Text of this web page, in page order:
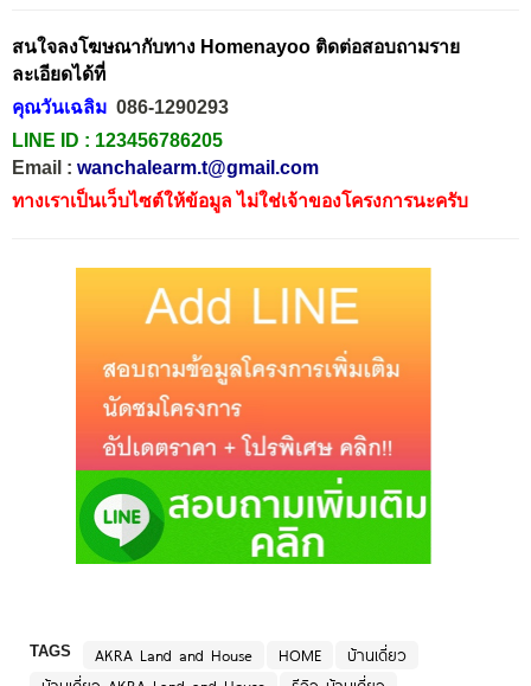
สนใจลงโฆษณากับทาง Homenayoo ติดต่อสอบถามราย
ละเอียดได้ที่
คุณวันเฉลิม 086-1290293
LINE ID : 123456786205
Email : wanchalearm.t@gmail.com
ทางเราเป็นเว็บไซต์ให้ข้อมูล ไม่ใช่เจ้าของโครงการนะครับ
TAGS AKRA Land and House HOME
บ้านเดี่ยว